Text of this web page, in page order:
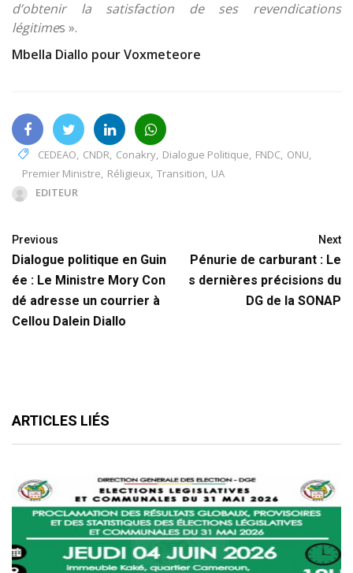
d’obtenir la satisfaction de ses revendications
légitimes ».
Mbella Diallo pour Voxmeteore
CEDEAO, CNDR, Conakry, Dialogue Politique, FNDC, ONU,
Premier Ministre, Réligieux, Transition, UA
EDITEUR
Previous
Dialogue politique en Guin
ée : Le Ministre Mory Con
dé adresse un courrier à
Cellou Dalein Diallo
Next
Pénurie de carburant : Le
s dernières précisions du
DG de la SONAP
ARTICLES LIÉS